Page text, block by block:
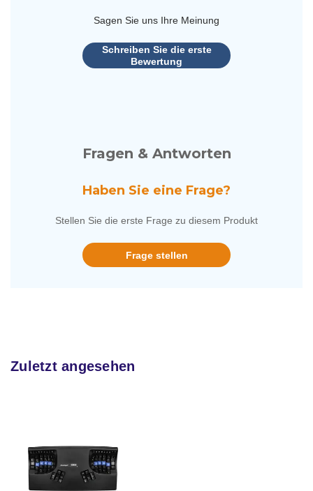
Sagen Sie uns Ihre Meinung
Schreiben Sie die erste
Bewertung
Fragen & Antworten
Haben Sie eine Frage?
Stellen Sie die erste Frage zu diesem Produkt
Frage stellen
Zuletzt angesehen